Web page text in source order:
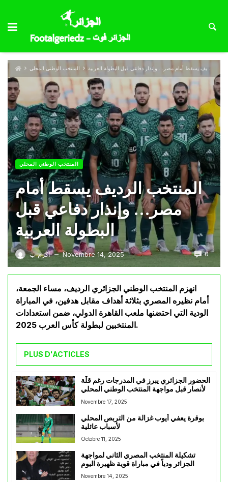
المنتخب الوطني المحلي المنتخب الرديف يسقط أمام مصر… وإنذار دفاعي قبل البطولة العربية
المنتخب الوطني المحلي
المنتخب الرديف يسقط أمام
مصر… وإنذار دفاعي قبل
البطولة العربية
أكرم ب — Novembre 14, 2025 0
انهزم المنتخب الوطني الجزائري الرديف، مساء الجمعة،
أمام نظيره المصري بثلاثة أهداف مقابل هدفين، في المباراة
الودية التي احتضنها ملعب القاهرة الدولي، ضمن استعدادات
المنتخبين لبطولة كأس العرب 2025.
PLUS D'ACTICLES
الحضور الجزائري يبرز في المدرجات رغم قلّة
الأنصار قبل مواجهة المنتخب الوطني المحلي
لمصر
Novembre 17, 2025
بوقرة يعفي أيوب غزالة من التربص المحلي
لأسباب عائلية
Octobre 11, 2025
تشكيلة المنتخب المصري الثاني لمواجهة
الجزائر ودياً في مباراة قوية ظهيرة اليوم
Novembre 14, 2025